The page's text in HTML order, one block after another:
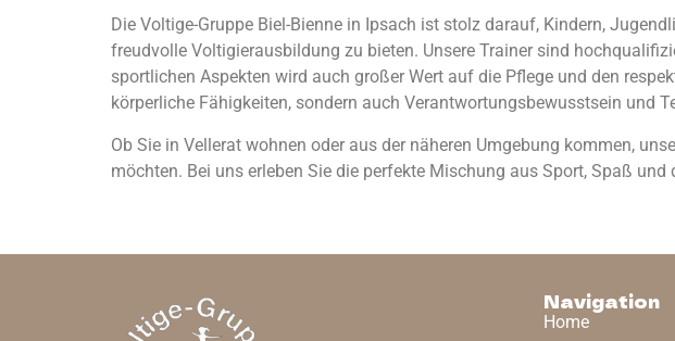
Die Voltige-Gruppe Biel-Bienne in Ipsach ist stolz darauf, Kindern,
freudvolle Voltigierausbildung zu bieten. Unsere Trainer sind
sportlichen Aspekten wird auch großer Wert auf die Pflege und den
körperliche Fähigkeiten, sondern auch Verantwortungsbewusstsein und
Ob Sie in Vellerat wohnen oder aus der näheren Umgebung kommen,
möchten. Bei uns erleben Sie die perfekte Mischung aus Sport, Spaß
Navigation
Home